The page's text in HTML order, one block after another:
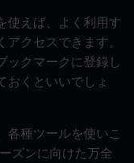
使えば、よく利用す
クセスできます。
ックマークに登録し
おくといいでしょ
各種ツールを使いこ
ズンに向けた万全